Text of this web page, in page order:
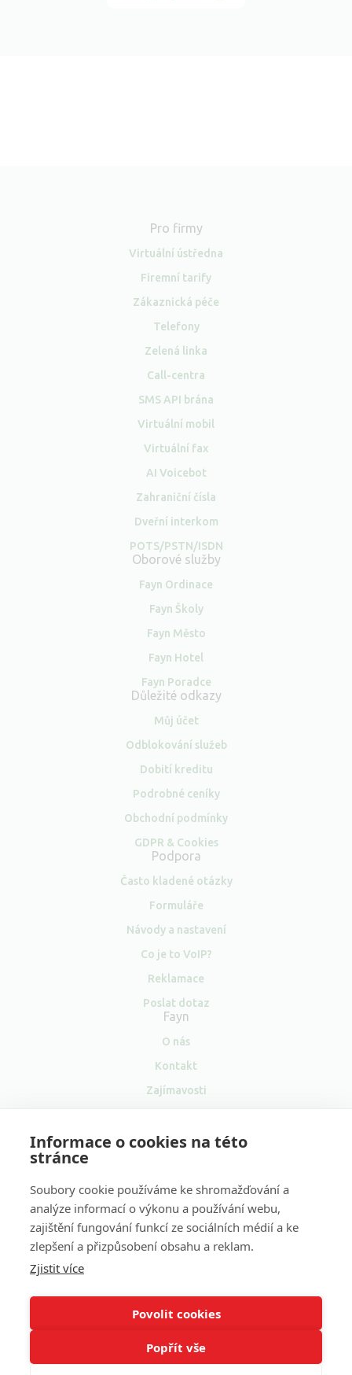
Informace o cookies na této
stránce
Soubory cookie používáme ke shromažďování a
analýze informací o výkonu a používání webu,
zajištění fungování funkcí ze sociálních médií a ke
zlepšení a přizpůsobení obsahu a reklam.
Zjistit více
Povolit cookies
Popřít vše
Pro firmy
Virtuální ústředna
Firemní tarify
Zákaznická péče
Telefony
Zelená linka
Call-centra
SMS API brána
Virtuální mobil
Virtuální fax
AI Voicebot
Zahraniční čísla
Dveřní interkom
POTS/PSTN/ISDN
Oborové služby
Fayn Ordinace
Fayn Školy
Fayn Město
Fayn Hotel
Fayn Poradce
Důležité odkazy
Můj účet
Odblokování služeb
Dobití kreditu
Podrobné ceníky
Obchodní podmínky
GDPR & Cookies
Podpora
Často kladené otázky
Formuláře
Návody a nastavení
Co je to VoIP?
Reklamace
Poslat dotaz
Fayn
O nás
Kontakt
Zajímavosti
Velkoobchod
Sociální
Naše další projekty:
Copyright © 2001–2026 FAYN Telecommunications s.r.o. All